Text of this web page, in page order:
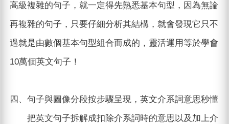
高級複雜的句子，就一定得先熟悉基本句型，因為無論
再複雜的句子，只要仔細分析其結構，就會發現它只不
過就是由數個基本句型組合而成的，靈活運用等於學會
10萬個英文句子！
四、句子與圖像分段按步驟呈現，英文介系詞意思秒懂
把英文句子拆解成扣除介系詞時的意思以及加上介